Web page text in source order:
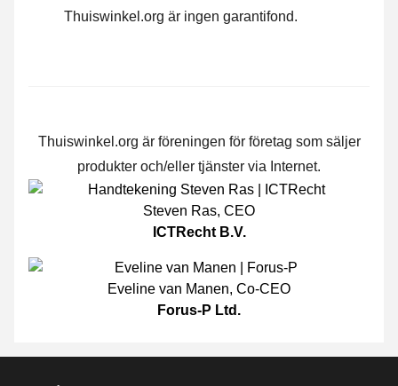
Thuiswinkel.org är ingen garantifond.
Thuiswinkel.org är föreningen för företag som säljer
produkter och/eller tjänster via Internet.
Steven Ras, CEO
ICTRecht B.V.
Eveline van Manen, Co-CEO
Forus-P Ltd.